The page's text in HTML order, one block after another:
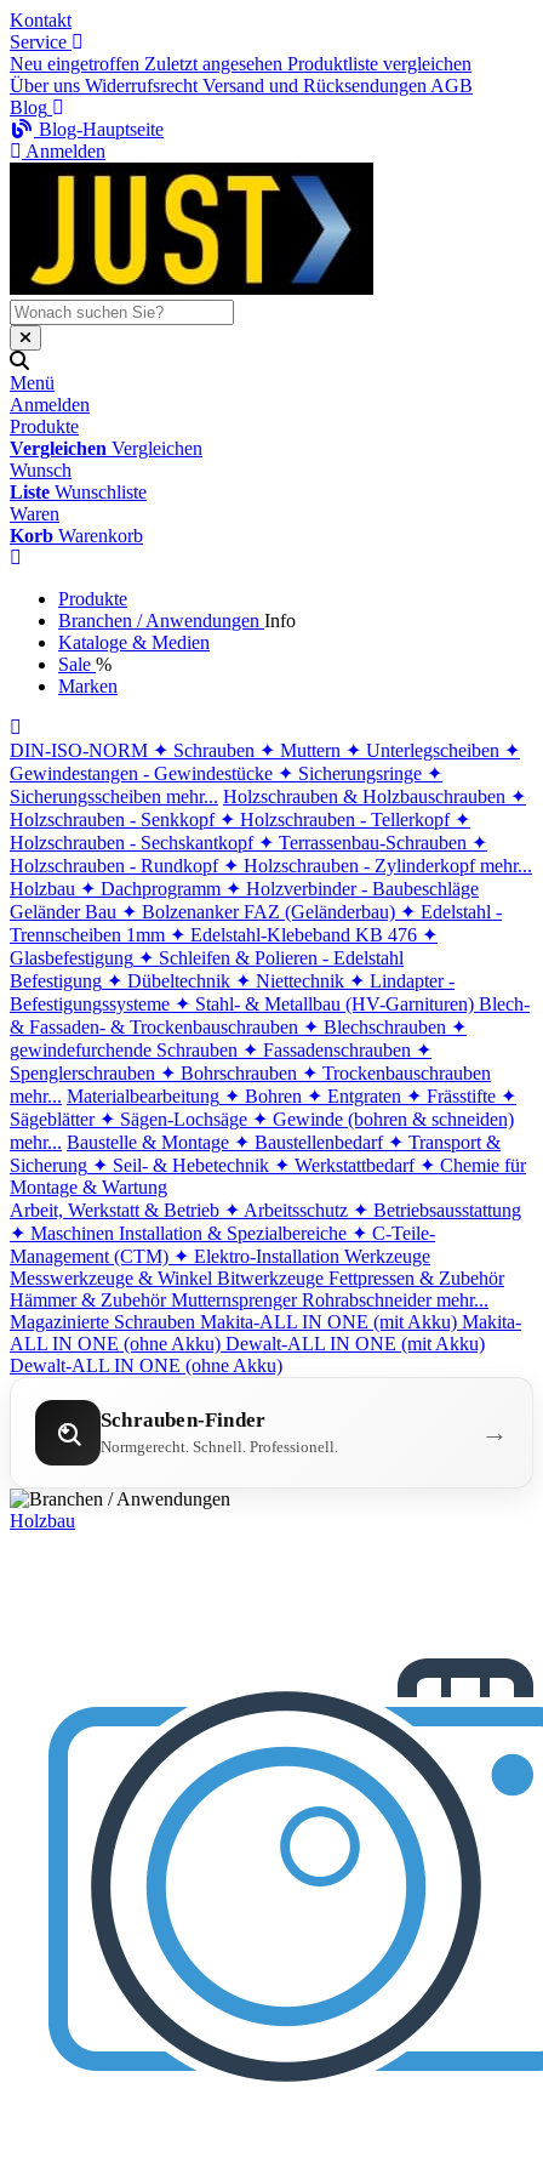
Kontakt
Service
Neu eingetroffen Zuletzt angesehen Produktliste vergleichen
Über uns Widerrufsrecht Versand und Rücksendungen AGB
Blog
Blog-Hauptseite
Anmelden
Menü
Anmelden
Produkte
Vergleichen Vergleichen
Wunsch
Liste Wunschliste
Waren
Korb Warenkorb
Produkte
Branchen / Anwendungen Info
Kataloge & Medien
Sale %
Marken
DIN-ISO-NORM ✦ Schrauben ✦ Muttern ✦ Unterlegscheiben ✦
Gewindestangen - Gewindestücke ✦ Sicherungsringe ✦
Sicherungsscheiben mehr... Holzschrauben & Holzbauschrauben ✦
Holzschrauben - Senkkopf ✦ Holzschrauben - Tellerkopf ✦
Holzschrauben - Sechskantkopf ✦ Terrassenbau-Schrauben ✦
Holzschrauben - Rundkopf ✦ Holzschrauben - Zylinderkopf mehr...
Holzbau ✦ Dachprogramm ✦ Holzverbinder - Baubeschläge
Geländer Bau ✦ Bolzenanker FAZ (Geländerbau) ✦ Edelstahl -
Trennscheiben 1mm ✦ Edelstahl-Klebeband KB 476 ✦
Glasbefestigung ✦ Schleifen & Polieren - Edelstahl
Befestigung ✦ Dübeltechnik ✦ Niettechnik ✦ Lindapter -
Befestigungssysteme ✦ Stahl- & Metallbau (HV-Garnituren) Blech-
& Fassaden- & Trockenbauschrauben ✦ Blechschrauben ✦
gewindefurchende Schrauben ✦ Fassadenschrauben ✦
Spenglerschrauben ✦ Bohrschrauben ✦ Trockenbauschrauben
mehr... Materialbearbeitung ✦ Bohren ✦ Entgraten ✦ Frässtifte ✦
Sägeblätter ✦ Sägen-Lochsäge ✦ Gewinde (bohren & schneiden)
mehr... Baustelle & Montage ✦ Baustellenbedarf ✦ Transport &
Sicherung ✦ Seil- & Hebetechnik ✦ Werkstattbedarf ✦ Chemie für
Montage & Wartung
Arbeit, Werkstatt & Betrieb ✦ Arbeitsschutz ✦ Betriebsausstattung
✦ Maschinen Installation & Spezialbereiche ✦ C-Teile-
Management (CTM) ✦ Elektro-Installation Werkzeuge
Messwerkzeuge & Winkel Bitwerkzeuge Fettpressen & Zubehör
Hämmer & Zubehör Mutternsprenger Rohrabschneider mehr...
Magazinierte Schrauben Makita-ALL IN ONE (mit Akku) Makita-
ALL IN ONE (ohne Akku) Dewalt-ALL IN ONE (mit Akku)
Dewalt-ALL IN ONE (ohne Akku)
Schrauben-Finder
Normgerecht. Schnell. Professionell. →
Holzbau